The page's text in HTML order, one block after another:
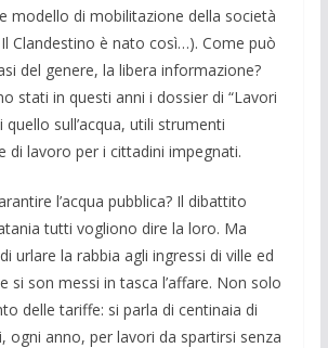
modello di mobilitazione della società
Clandestino è nato così…). Come può
del genere, la libera informazione?
stati in questi anni i dossier di “Lavori
quello sull’acqua, utili strumenti
di lavoro per i cittadini impegnati.
l’acqua pubblica? Il dibattito
tutti vogliono dire la loro. Ma
urlare la rabbia agli ingressi di ville ed
si son messi in tasca l’affare. Non solo
delle tariffe: si parla di centinaia di
ogni anno, per lavori da spartirsi senza